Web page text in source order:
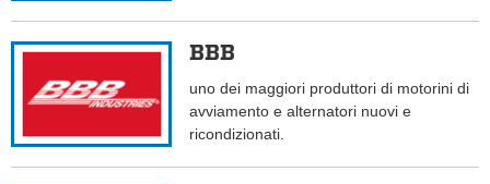
BBB
uno dei maggiori produttori di motorini di
avviamento e alternatori nuovi e
ricondizionati.